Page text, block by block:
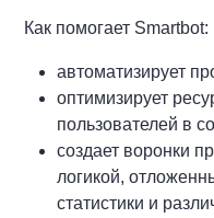
Как помогает Smartbot:
автоматизирует
оптимизирует
пользователей в
создает воронки
логикой,
статистики и